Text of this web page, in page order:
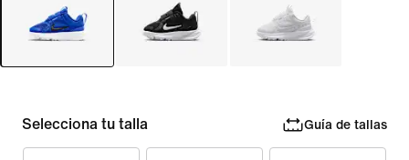
Selecciona tu talla Guía de tallas